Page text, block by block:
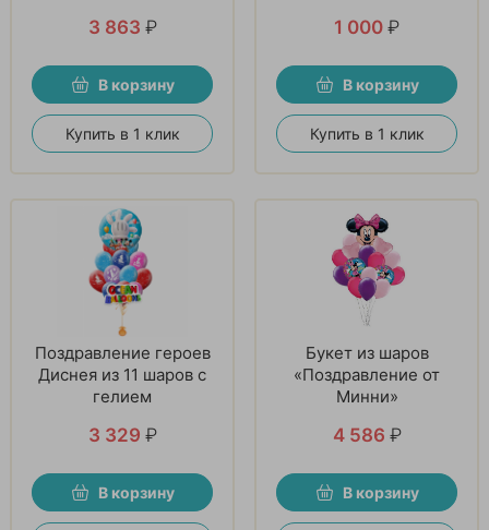
3 863 ₽
В корзину
Купить в 1 клик
1 000 ₽
В корзину
Купить в 1 клик
Поздравление героев
Диснея из 11 шаров с
гелием
3 329 ₽
В корзину
Букет из шаров
«Поздравление от
Минни»
4 586 ₽
В корзину